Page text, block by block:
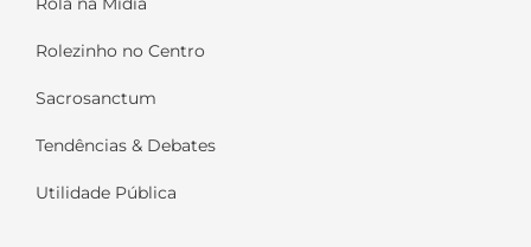
Rola na Mídia
Rolezinho no Centro
Sacrosanctum
Tendências & Debates
Utilidade Pública